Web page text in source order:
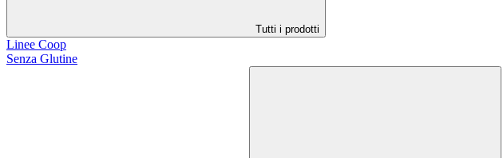
Tutti i prodotti
Linee Coop
Senza Glutine